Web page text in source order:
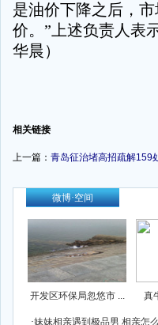
是油价下降之后，
价。”上述负责人表
华晨）
相关链接
上一篇： 青岛征治堵高招疏解159